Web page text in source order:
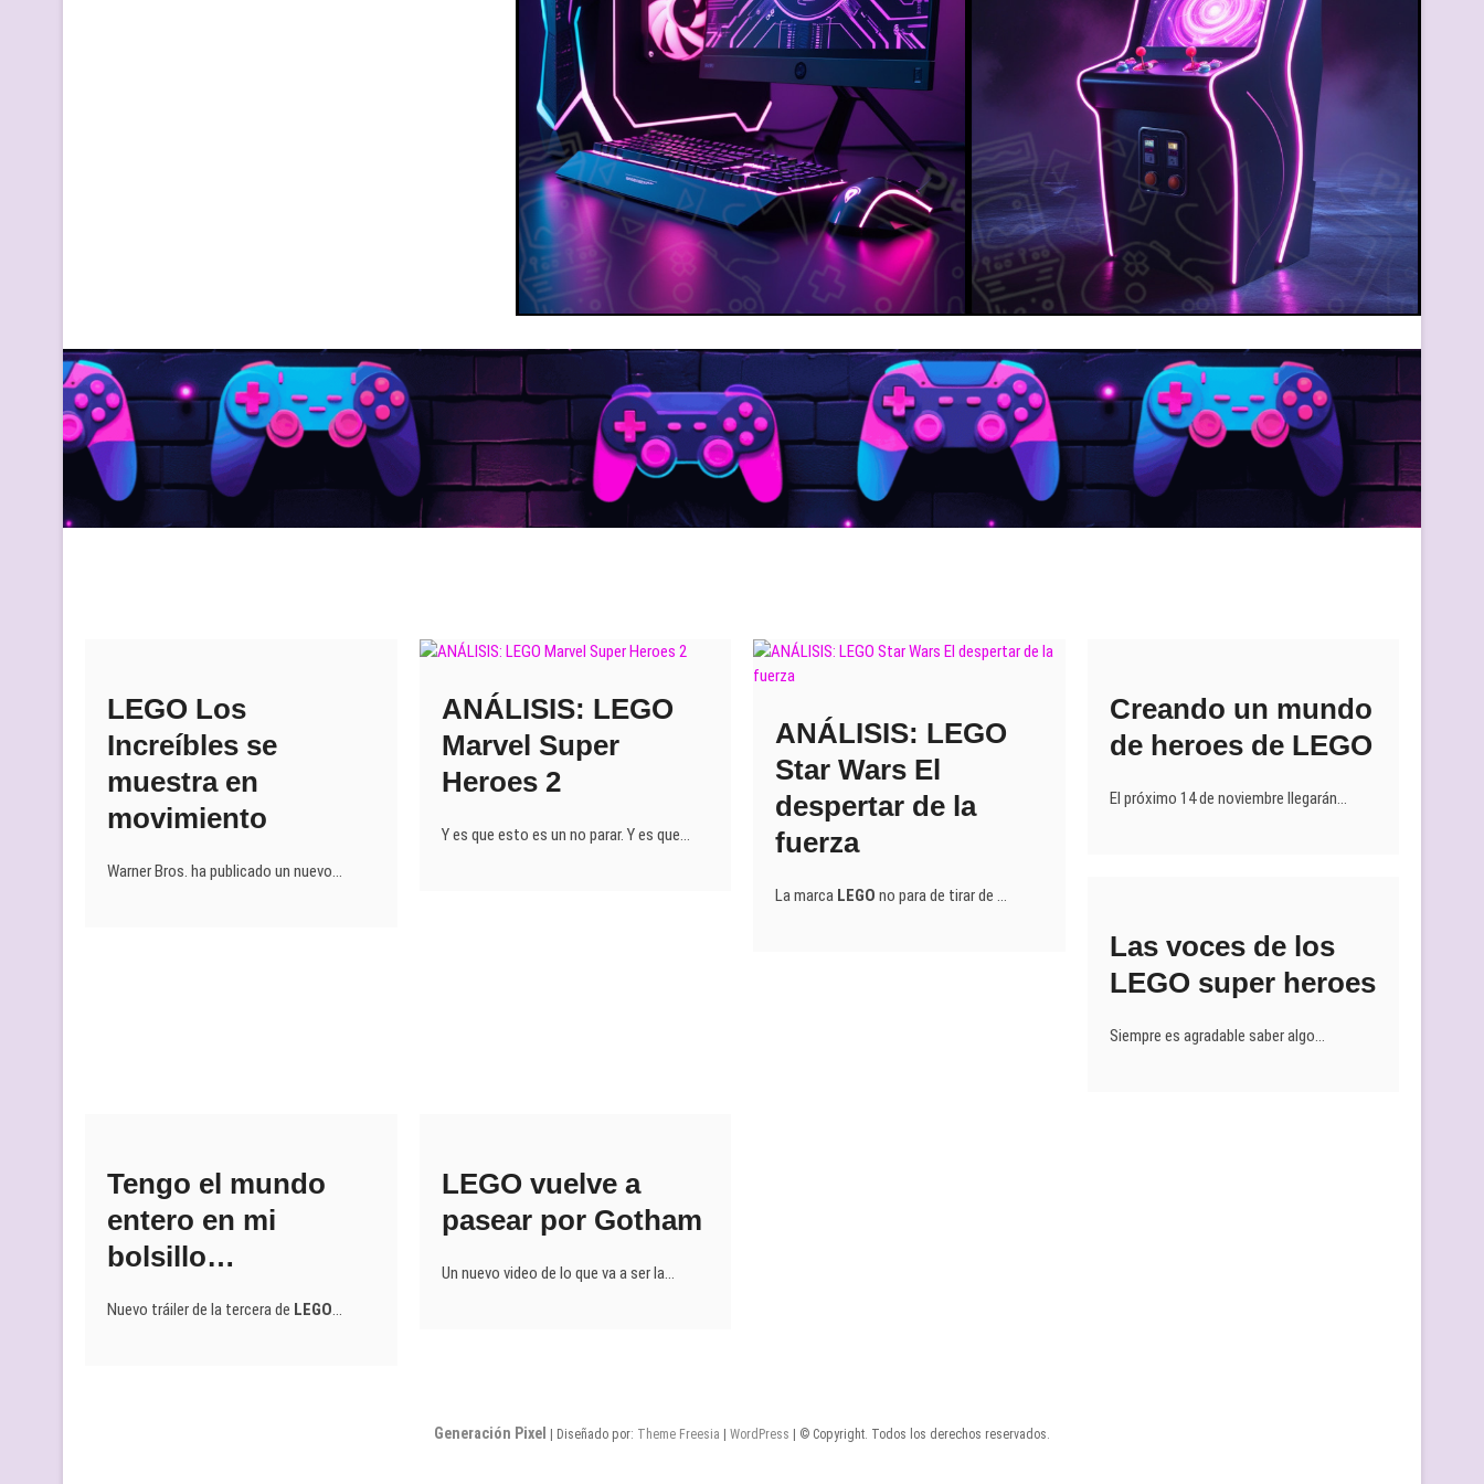
LEGO Los
Increíbles se
muestra en
movimiento
Warner Bros. ha publicado un nuevo…
ANÁLISIS: LEGO
Marvel Super
Heroes 2
Y es que esto es un no parar. Y es que…
ANÁLISIS: LEGO
Star Wars El
despertar de la
fuerza
La marca LEGO no para de tirar de …
Creando un mundo
de heroes de LEGO
El próximo 14 de noviembre llegarán…
Las voces de los
LEGO super heroes
Siempre es agradable saber algo…
Tengo el mundo
entero en mi
bolsillo…
Nuevo tráiler de la tercera de LEGO…
LEGO vuelve a
pasear por Gotham
Un nuevo video de lo que va a ser la…
Generación Pixel | Diseñado por: Theme Freesia WordPress | © Copyright. Todos los derechos reservados.